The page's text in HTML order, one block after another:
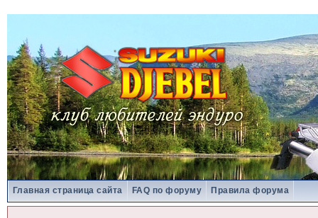
Главная страница сайта FAQ по форуму Правила форума